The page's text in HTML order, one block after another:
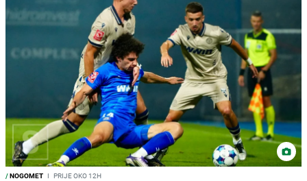
/NOGOMET I PRIJE OKO 12H